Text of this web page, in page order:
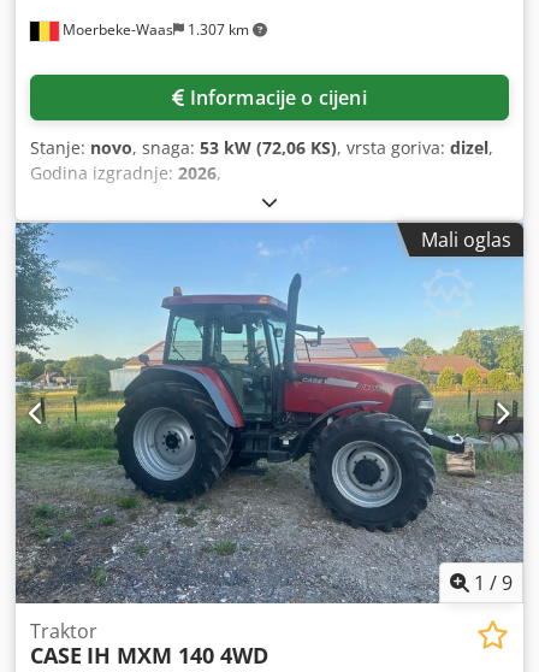
Moerbeke-Waas 1.307 km
Informacije o cijeni
Stanje: novo, snaga: 53 kW (72,06 KS), vrsta goriva: dizel,
Godina izgradnje: 2026,
Mali oglas
1 /9
Traktor
CASE IH MXM 140 4WD